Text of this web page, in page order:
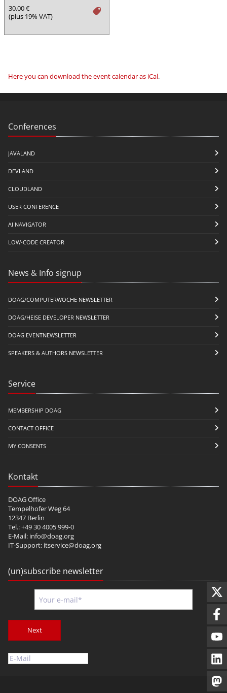
tag
30.00 €
(plus 19% VAT)
Here you can download the event calendar as iCal.
Conferences
JAVALAND
DEVLAND
CLOUDLAND
USER CONFERENCE
AI NAVIGATOR
LOW-CODE CREATOR
News & Info signup
DOAG/COMPUTERWOCHE NEWSLETTER
DOAG/HEISE DEVELOPER NEWSLETTER
DOAG EVENTNEWSLETTER
SPEAKERS & AUTHORS NEWSLETTER
Service
MEMBERSHIP DOAG
CONTACT OFFICE
MY CONSENTS
Kontakt
DOAG Office
Tempelhofer Weg 64
12347 Berlin
Tel.: +49 30 4005 999-0
E-Mail: info@doag.org
IT-Support: itservice@doag.org
(un)subscribe newsletter
Next